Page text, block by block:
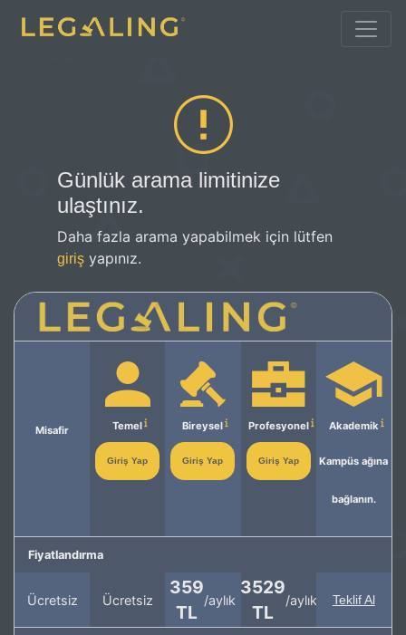
Günlük arama limitinize
ulaştınız.
Daha fazla arama yapabilmek için lütfen
giriş yapınız.
Misafir Temel
Giriş Yap
Bireysel
Giriş Yap
Profesyonel
Giriş Yap
Akademik
Kampüs ağına
bağlanın.
Fiyatlandırma
Ücretsiz Ücretsiz
359
TL
/aylık
3529
TL
/aylık Teklif Al